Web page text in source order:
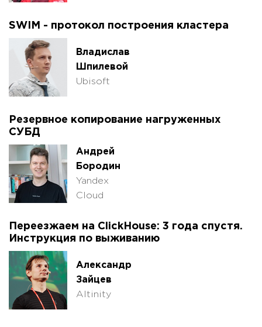
SWIM - протокол построения кластера
Владислав
Шпилевой
Ubisoft
Резервное копирование нагруженных
СУБД
Андрей
Бородин
Yandex
Cloud
Переезжаем на ClickHouse: 3 года спустя.
Инструкция по выживанию
Александр
Зайцев
Altinity